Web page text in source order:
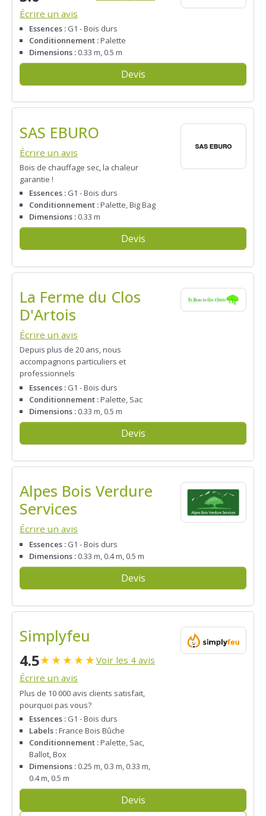
Écrire un avis
Essences : G1 - Bois durs
Conditionnement :Palette
Dimensions : 0.33 m, 0.5 m
Devis
SAS EBURO
Écrire un avis
Bois de chauffage sec, la chaleur
garantie !
Essences : G1 - Bois durs
Conditionnement :Palette, Big Bag
Dimensions : 0.33 m
Devis
La Ferme du Clos
D'Artois
Écrire un avis
Depuis plus de 20 ans, nous
accompagnons particuliers et
professionnels
Essences : G1 - Bois durs
Conditionnement :Palette, Sac
Dimensions : 0.33 m, 0.5 m
Devis
Alpes Bois Verdure
Services
Écrire un avis
Essences : G1 - Bois durs
Dimensions : 0.33 m, 0.4 m, 0.5 m
Devis
Simplyfeu
4.5★★★★★Voir les 4 avis
Écrire un avis
Plus de 10 000 avis clients satisfait,
pourquoi pas vous?
Essences : G1 - Bois durs
Labels :France Bois Bûche
Conditionnement :Palette, Sac,
Ballot, Box
Dimensions : 0.25 m, 0.3 m, 0.33 m,
0.4 m, 0.5 m
Devis